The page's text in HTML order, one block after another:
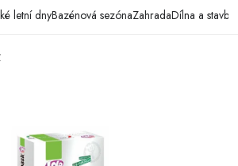
letní dnyBazénová sezónaZahradaDílna a stavba